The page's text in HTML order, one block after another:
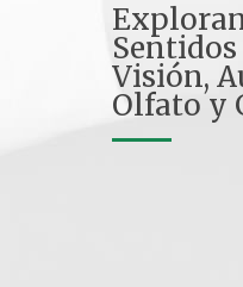
Visión,
Olfato y